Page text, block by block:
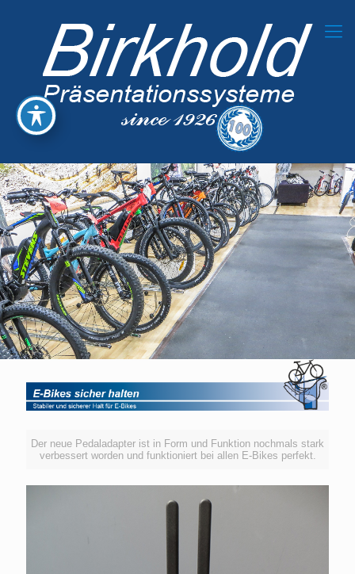
Der neue Pedaladapter ist in Form und Funktion nochmals stark
verbessert worden und funktioniert bei allen E-Bikes perfekt.